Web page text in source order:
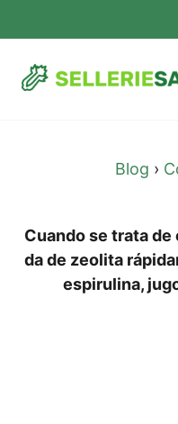
Blog ›
Cuan­do se tra­ta
da de zeo­li­ta
espi­ru­li­na,